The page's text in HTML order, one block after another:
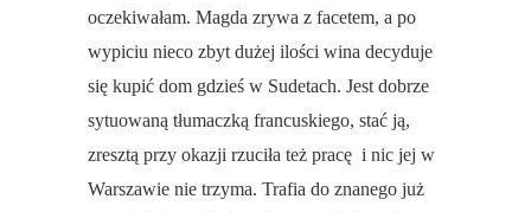
oczekiwałam. Magda zrywa z facetem, a po
wypiciu nieco zbyt dużej ilości wina decyduje
się kupić dom gdzieś w Sudetach. Jest dobrze
sytuowaną tłumaczką francuskiego, stać ją,
zresztą przy okazji rzuciła też pracę i nic jej w
Warszawie nie trzyma. Trafia do znanego już